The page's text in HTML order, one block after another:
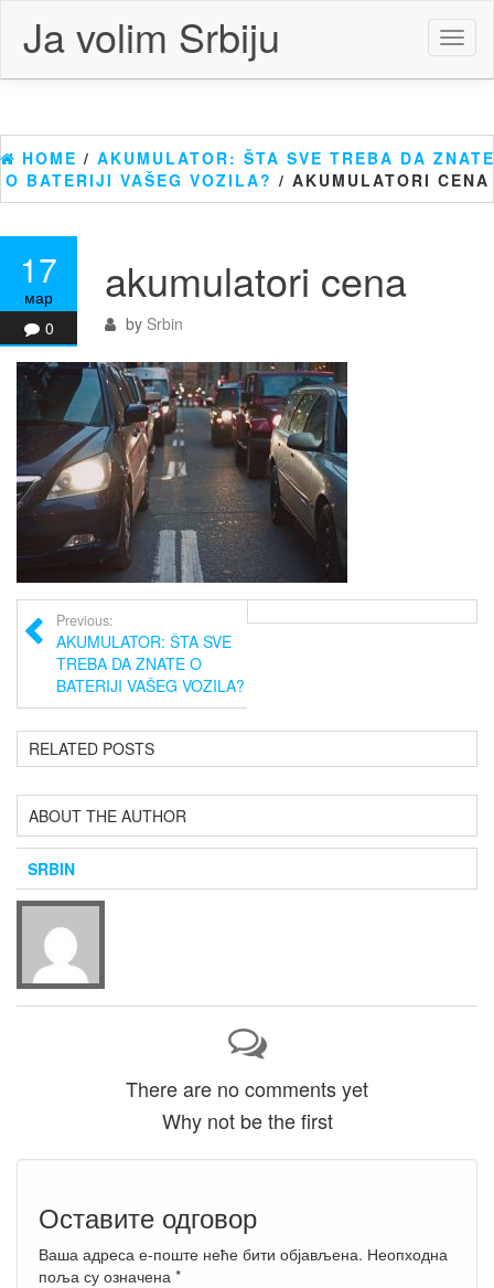
content
Ja volim Srbiju
HOME / AKUMULATOR: ŠTA SVE TREBA DA ZNATE
O BATERIJI VAŠEG VOZILA? / AKUMULATORI CENA
17
мар
0
akumulatori cena
by Srbin
Previous:
AKUMULATOR: ŠTA SVE
TREBA DA ZNATE O
BATERIJI VAŠEG VOZILA?
RELATED POSTS
ABOUT THE AUTHOR
SRBIN
There are no comments yet
Why not be the first
Оставите одговор
Ваша адреса е-поште неће бити објављена. Неопходна
поља су означена *